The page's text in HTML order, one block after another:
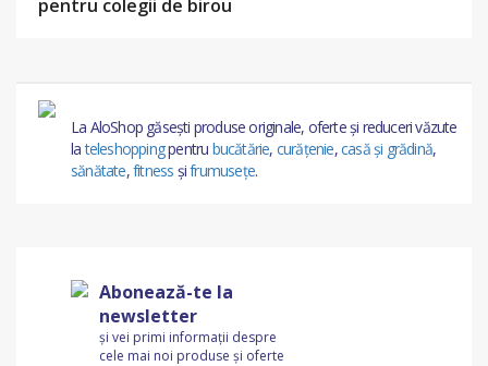
pentru colegii de birou
La AloShop găsești produse originale, oferte și reduceri văzute
lateleshoppingpentru bucătărie, curățenie,casă și grădină,
sănătate,fitness șifrumusețe.
Abonează-te la
newsletter
și vei primi informații despre
cele mai noi produse și oferte